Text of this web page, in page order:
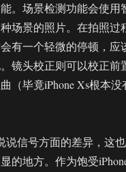
。场景检测功能会使用
场景的照片。在拍照过
有一个轻微的停顿，应
镜头校正则可以校正前
（毕竟iPhone Xs根本
说信号方面的差异，这
的地方。作为饱受